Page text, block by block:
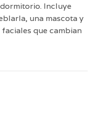
Incluye
una mascota y
que cambian